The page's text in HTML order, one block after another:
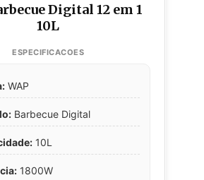
Digital 12 em 1
10L
WAP
Barbecue Digital
10L
1800W